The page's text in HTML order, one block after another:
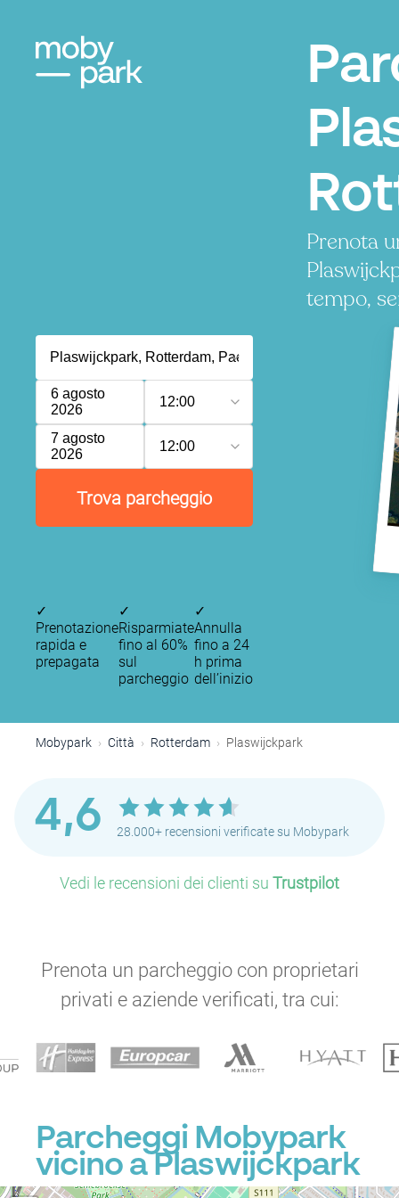
Prenota
tempo,
6 agosto
2026
12:00
7 agosto
2026
12:00
Trova parcheggio
✓
Prenotazione
rapida e
prepagata
✓
Risparmiate
fino al 60%
sul
parcheggio
✓
Annulla
fino a 24
h prima
dell’inizio
Mobypark Città Rotterdam Plaswijckpark
4,6 28.000+ recensioni verificate su Mobypark
Vedi le recensioni dei clienti su Trustpilot
Prenota un parcheggio con proprietari
privati e aziende verificati, tra cui:
Parcheggi Mobypark
vicino a Plaswijckpark